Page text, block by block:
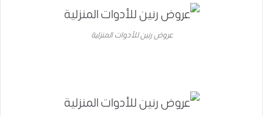
عروض رنين للأدوات المنزلية